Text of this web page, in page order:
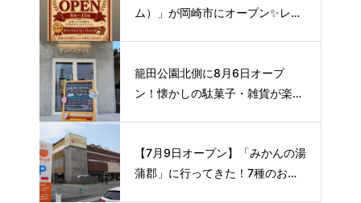
ム）」が岡崎市にオープン✨レト
籠田公園北側に8月6日オープ
ン！懐かしの駄菓子・雑貨が楽し
【7月9日オープン】「みかんの湯
蒲郡」に行ってきた！7種のお風